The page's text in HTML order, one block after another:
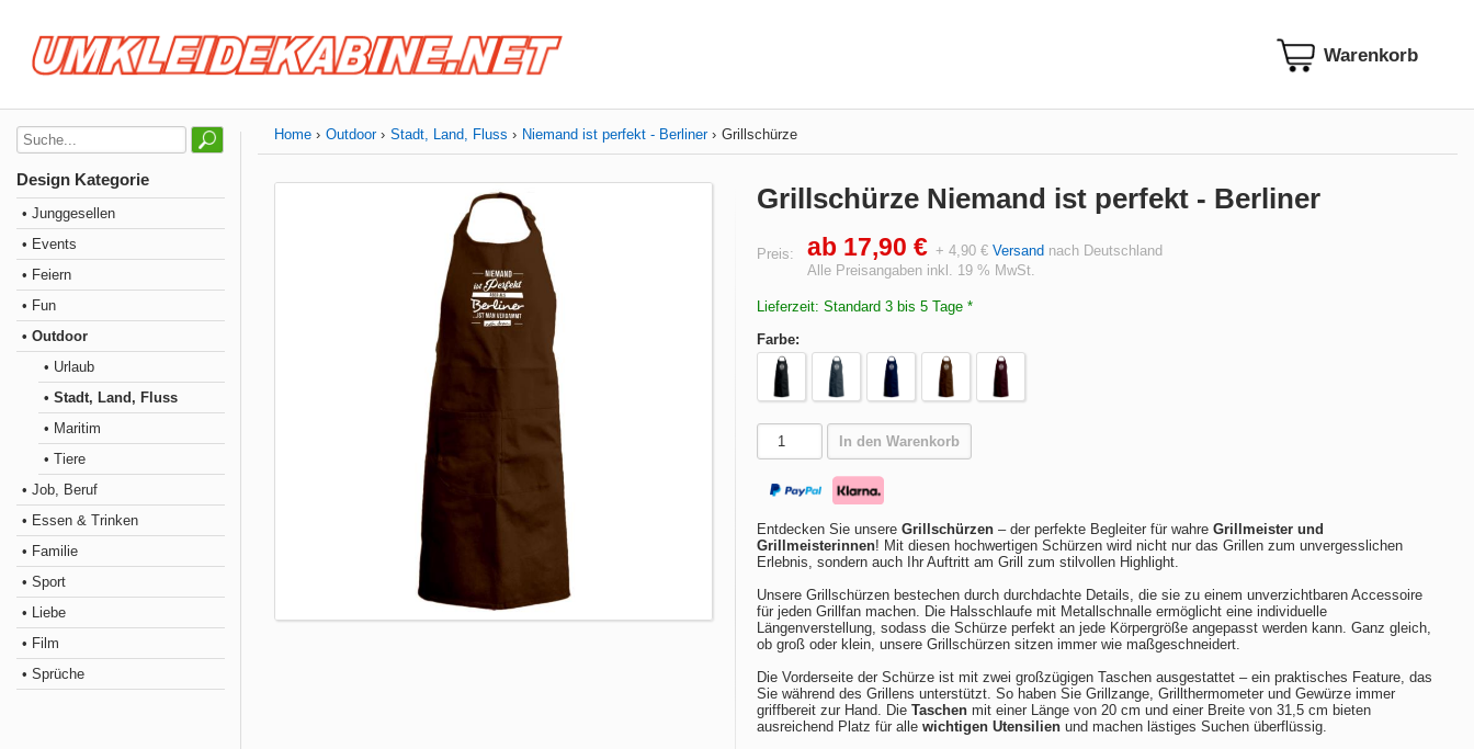
Design Kategorie
• Junggesellen
• Events
• Feiern
• Fun
• Outdoor
• Urlaub
• Stadt, Land, Fluss
• Maritim
• Tiere
• Job, Beruf
• Essen & Trinken
• Familie
• Sport
• Liebe
• Film
• Sprüche
Home Outdoor Stadt, Land, Fluss Niemand ist perfekt - Berliner Grillschürze
Grillschürze Niemand ist perfekt - Berliner
Preis: ab 17,90 € + 4,90 € Versand nach Deutschland
Alle Preisangaben inkl. 19 % MwSt.
Lieferzeit: Standard 3 bis 5 Tage *
Farbe:
In den Warenkorb
Entdecken Sie unsere Grillschürzen – der perfekte Begleiter für wahre Grillmeister und
Grillmeisterinnen! Mit diesen hochwertigen Schürzen wird nicht nur das Grillen zum unvergesslichen
Erlebnis, sondern auch Ihr Auftritt am Grill zum stilvollen Highlight.
Unsere Grillschürzen bestechen durch durchdachte Details, die sie zu einem unverzichtbaren Accessoire
für jeden Grillfan machen. Die Halsschlaufe mit Metallschnalle ermöglicht eine individuelle
Längenverstellung, sodass die Schürze perfekt an jede Körpergröße angepasst werden kann. Ganz gleich,
ob groß oder klein, unsere Grillschürzen sitzen immer wie maßgeschneidert.
Die Vorderseite der Schürze ist mit zwei großzügigen Taschen ausgestattet – ein praktisches Feature, das
Sie während des Grillens unterstützt. So haben Sie Grillzange, Grillthermometer und Gewürze immer
griffbereit zur Hand. Die Taschen mit einer Länge von 20 cm und einer Breite von 31,5 cm bieten
ausreichend Platz für alle wichtigen Utensilien und machen lästiges Suchen überflüssig.